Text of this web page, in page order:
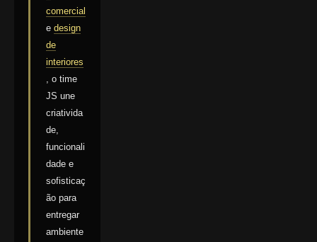
comercial
e design
de
interiores
, o time
JS une
criativida
de,
funcionali
dade e
sofisticaç
ão para
entregar
ambiente